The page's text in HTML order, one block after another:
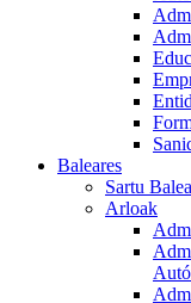
Baleares
Sartu
Arloak